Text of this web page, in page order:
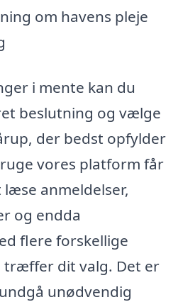
om havens pleje
i mente kan du
beslutning og vælge
der bedst opfylder
vores platform får
anmeldelser,
og endda
flere forskellige
dit valg. Det er
unødvendig